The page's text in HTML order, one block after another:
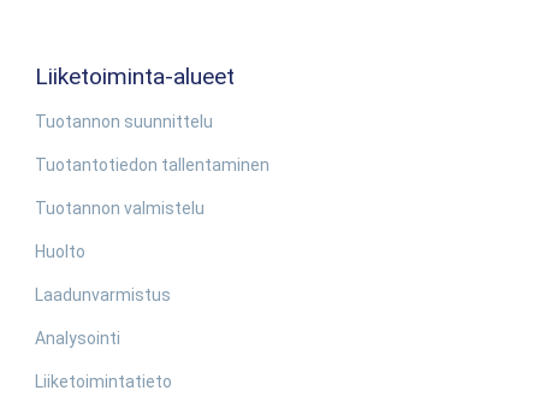
Liiketoiminta-alueet
Tuotannon suunnittelu
Tuotantotiedon tallentaminen
Tuotannon valmistelu
Huolto
Laadunvarmistus
Analysointi
Liiketoimintatieto